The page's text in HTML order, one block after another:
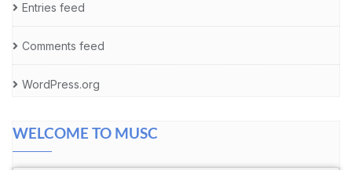
Entries feed
Comments feed
WordPress.org
WELCOME TO MUSC